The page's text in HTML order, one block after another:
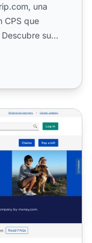
una
CPS que
su
Nationwide